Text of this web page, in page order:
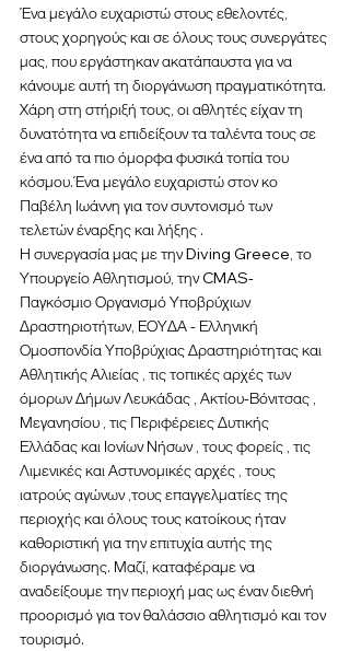
Ένα μεγάλο ευχαριστώ στους εθελοντές,
στους χορηγούς και σε όλους τους συνεργάτες
μας, που εργάστηκαν ακατάπαυστα για να
κάνουμε αυτή τη διοργάνωση πραγματικότητα.
Χάρη στη στήριξή τους, οι αθλητές είχαν τη
δυνατότητα να επιδείξουν τα ταλέντα τους σε
ένα από τα πιο όμορφα φυσικά τοπία του
κόσμου.Ένα μεγάλο ευχαριστώ στον κο
Παβέλη Ιωάννη για τον συντονισμό των
τελετών έναρξης και λήξης .
Η συνεργασία μας με την Diving Greece, το
Υπουργείο Αθλητισμού, την CMAS-
Παγκόσμιο Οργανισμό Υποβρύχιων
Δραστηριοτήτων, ΕΟΥΔΑ - Ελληνική
Ομοσπονδία Υποβρύχιας Δραστηριότητας και
Αθλητικής Αλιείας , τις τοπικές αρχές των
όμορων Δήμων Λευκάδας , Ακτίου-Βόνιτσας ,
Μεγανησίου , τις Περιφέρειες Δυτικής
Ελλάδας και Ιονίων Νήσων , τους φορείς , τις
Λιμενικές και Αστυνομικές αρχές , τους
ιατρούς αγώνων ,τους επαγγελματίες της
περιοχής και όλους τους κατοίκους ήταν
καθοριστική για την επιτυχία αυτής της
διοργάνωσης. Μαζί, καταφέραμε να
αναδείξουμε την περιοχή μας ως έναν διεθνή
προορισμό για τον θαλάσσιο αθλητισμό και τον
τουρισμό.